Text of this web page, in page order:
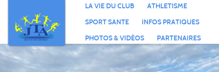
LA VIE DU CLUB
ATHLETISME
SPORT SANTE
INFOS PRATIQUES
PHOTOS & VIDÉOS
PARTENAIRES
Panneau de gestion des cookies